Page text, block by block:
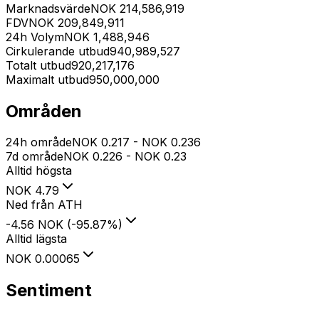
MarknadsvärdeNOK 214,586,919
FDVNOK 209,849,911
24h VolymNOK 1,488,946
Cirkulerande utbud940,989,527
Totalt utbud920,217,176
Maximalt utbud950,000,000
Områden
24h områdeNOK 0.217 - NOK 0.236
7d områdeNOK 0.226 - NOK 0.23
Alltid högsta
NOK 4.79
Ned från ATH
-4.56 NOK (-95.87%)
Alltid lägsta
NOK 0.00065
Sentiment